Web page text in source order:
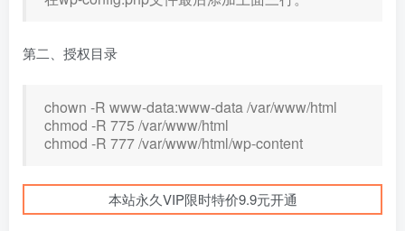
第二、授权目录
chown -R www-data:www-data /var/www/html
chmod -R 775 /var/www/html
chmod -R 777 /var/www/html/wp-content
本站永久VIP限时特价9.9元开通